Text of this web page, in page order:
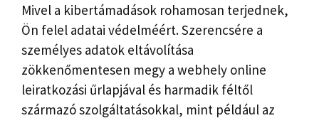
Mivel a kibertámadások rohamosan terjednek,
Ön felel adatai védelméért. Szerencsére a
személyes adatok eltávolítása
zökkenőmentesen megy a webhely online
leiratkozási űrlapjával és harmadik féltől
származó szolgáltatásokkal, mint például az